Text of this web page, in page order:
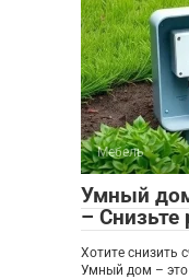
Мебель
Умный
– Снизьте
Хотите снизить
Умный дом – это